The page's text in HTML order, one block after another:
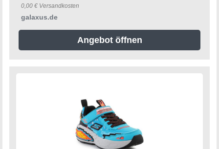
0,00 € Versandkosten
galaxus.de
Angebot öffnen